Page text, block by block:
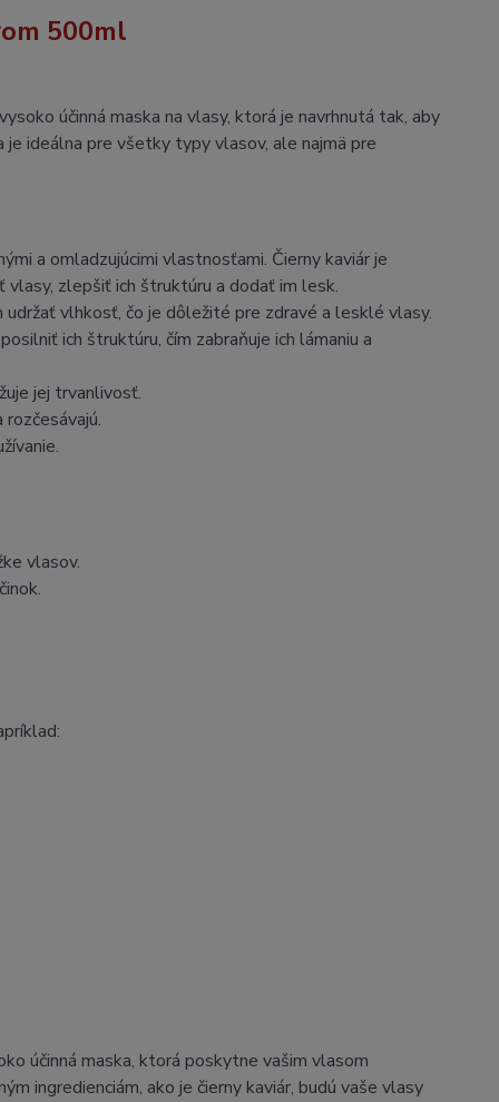
500ml
účinná maska na vlasy, ktorá je navrhnutá tak, aby
ideálna pre všetky typy vlasov, ale najmä pre
a omladzujúcimi vlastnosťami. Čierny kaviár je
vlasy, zlepšiť ich štruktúru a dodať im lesk.
vlhkosť, čo je dôležité pre zdravé a lesklé vlasy.
ich štruktúru, čím zabraňuje ich lámaniu a
jej trvanlivosť.
vlasov.
účinná maska, ktorá poskytne vašim vlasom
ingredienciám, ako je čierny kaviár, budú vaše vlasy